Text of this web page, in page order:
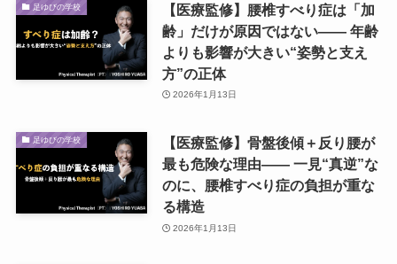
足ゆびの学校
【医療監修】腰椎すべり症は「加
齢」だけが原因ではない―― 年齢
よりも影響が大きい“姿勢と支え
方”の正体
2026年1月13日
足ゆびの学校
【医療監修】骨盤後傾＋反り腰が
最も危険な理由―― 一見“真逆”な
のに、腰椎すべり症の負担が重な
る構造
2026年1月13日